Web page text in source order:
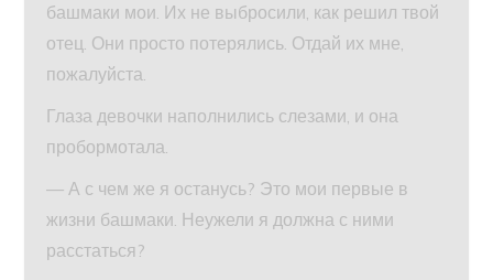
башмаки мои. Их не выбросили, как решил твой
отец. Они просто потерялись. Отдай их мне,
пожалуйста.
Глаза девочки наполнились слезами, и она
пробормотала.
— А с чем же я останусь? Это мои первые в
жизни башмаки. Неужели я должна с ними
расстаться?